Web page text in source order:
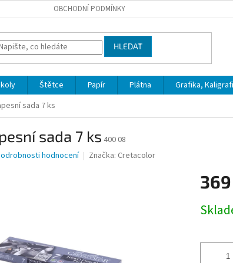
OBCHODNÍ PODMÍNKY
HLEDAT
Štětce Papír Plátna Grafika,
sada 7 ks
sada 7 ks 400 08
hodnocení Značka: Cretacolor
cena: